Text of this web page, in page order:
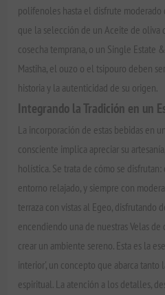
polifenoles hasta el disfrute
que la selección de un Aceite de oliva
cosecha temprana, o un Single Estate
Mastiha, el ouzo o el tsipouro deben
historia y la autenticidad de su origen.
Integrando la Tradición en un
La incorporación de estas bebidas en
consciente implica apreciar su
holística. Se trata de cómo se
entorno relajado, y siempre con
terraza con vistas al Egeo, disfrutando
encendiendo una de nuestras Velas
crear un ambiente sereno. Esta es la
interior', un concepto que abarca tanto
espiritual. La atención a los detalles,